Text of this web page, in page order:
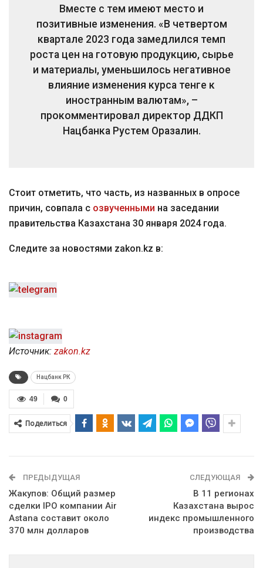
Вместе с тем имеют место и
позитивные изменения. «В четвертом
квартале 2023 года замедлился темп
роста цен на готовую продукцию, сырье
и материалы, уменьшилось негативное
влияние изменения курса тенге к
иностранным валютам», –
прокомментировал директор ДДКП
Нацбанка Рустем Оразалин.
Стоит отметить, что часть, из названных в опросе
причин, совпала с озвученными на заседании
правительства Казахстана 30 января 2024 года.
Следите за новостями zakon.kz в:
Источник: zakon.kz
Нацбанк РК
0
49
Поделиться
ПРЕДЫДУЩАЯ
Жакупов: Общий размер
сделки IPO компании Air
Astana составит около
370 млн долларов
СЛЕДУЮЩАЯ
В 11 регионах
Казахстана вырос
индекс промышленного
производства